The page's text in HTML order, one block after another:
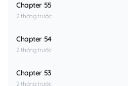
Chapter 55
2 tháng trước
Chapter 54
2 tháng trước
Chapter 53
2 tháng trước